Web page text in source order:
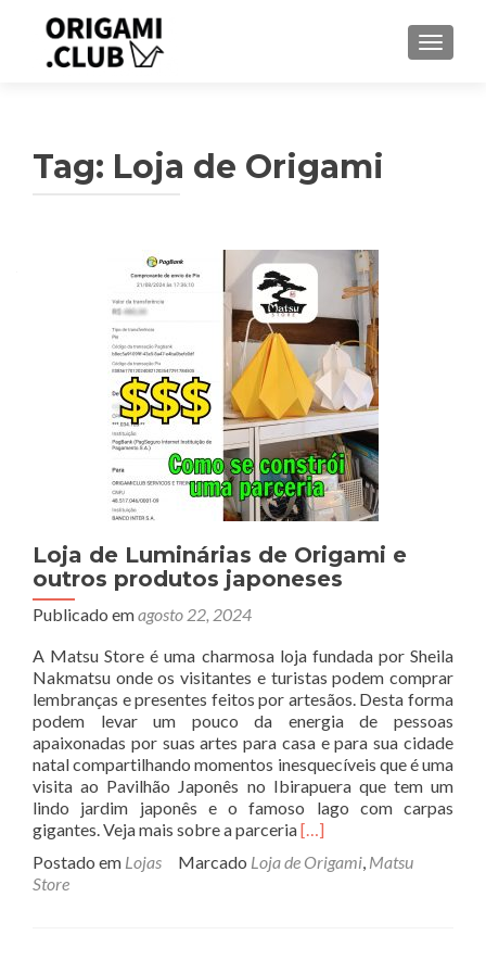
Tag: Loja de Origami
Loja de Luminárias de Origami e
outros produtos japoneses
Publicado emagosto 22, 2024
A Matsu Store é uma charmosa loja fundada por Sheila
Nakmatsu onde os visitantes e turistas podem comprar
lembranças e presentes feitos por artesãos. Desta forma
podem levar um pouco da energia de pessoas
apaixonadas por suas artes para casa e para sua cidade
natal compartilhando momentos inesquecíveis que é uma
visita ao Pavilhão Japonês no Ibirapuera que tem um
lindo jardim japonês e o famoso lago com carpas
gigantes. Veja mais sobre a parceriaRead
about
[…]
Postado em Lojas Marcado Loja de Origami, Matsu
Store